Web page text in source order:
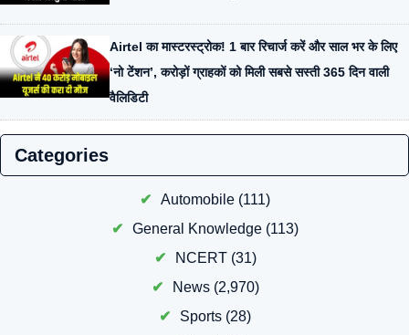
Airtel का मास्टरस्ट्रोक! 1 बार रिचार्ज करें और साल भर के लिए
‘नो टेंशन’, करोड़ों ग्राहकों को मिली सबसे सस्ती 365 दिन वाली
वैलिडिटी
Categories
Automobile (111)
General Knowledge (113)
NCERT(31)
News(2,970)
Sports (28)